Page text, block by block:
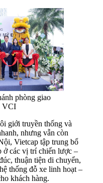
phòng giao
VCI
giới truyền thống và
nhưng vẫn còn
Vietcap tập trung bổ
ở các vị trí chiến lược –
thuận tiện di chuyển,
thống đỗ xe linh hoạt –
khách hàng.